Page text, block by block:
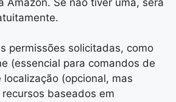
permissões solicitadas, como
(essencial para comandos de
(opcional, mas
baseados em